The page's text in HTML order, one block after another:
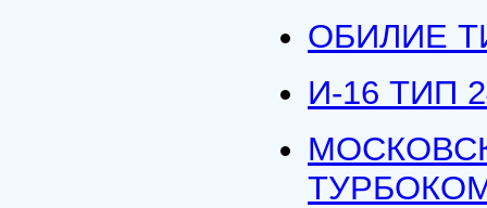
ОБИЛИЕ
И-16 ТИП